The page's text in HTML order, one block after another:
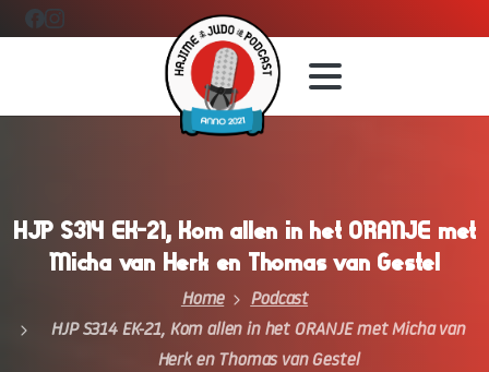
HJP S314 EK-21, Kom allen in het ORANJE met
Micha van Herk en Thomas van Gestel
Home
Podcast
HJP S314 EK-21, Kom allen in het ORANJE met Micha van
Herk en Thomas van Gestel